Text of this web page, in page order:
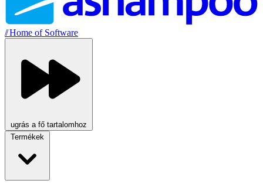
//Home of Software
ugrás a fő tartalomhoz
Termékek